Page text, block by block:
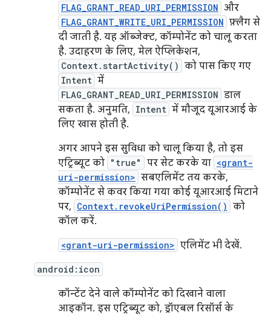
FLAG_GRANT_READ_URI_PERMISSION और
FLAG_GRANT_WRITE_URI_PERMISSION फ़्लैग से
दी जाती है. यह ऑब्जेक्ट, कॉम्पोनेंट को चालू करता
है. उदाहरण के लिए, मेल ऐप्लिकेशन,
Context.startActivity() को पास किए गए
Intent में
FLAG_GRANT_READ_URI_PERMISSION डाल
सकता है. अनुमति, Intent में मौजूद यूआरआई के
लिए खास होती है.
अगर आपने इस सुविधा को चालू किया है, तो इस
एट्रिब्यूट को "true" पर सेट करके या <grant-
uri-permission> सबएलिमेंट तय करके,
कॉम्पोनेंट से कवर किया गया कोई यूआरआई मिटाने
पर, Context.revokeUriPermission() को
कॉल करें.
<grant-uri-permission> एलिमेंट भी देखें.
android:icon
कॉन्टेंट देने वाले कॉम्पोनेंट को दिखाने वाला
आइकॉन. इस एट्रिब्यूट को, ड्रॉएबल रिसॉर्स के